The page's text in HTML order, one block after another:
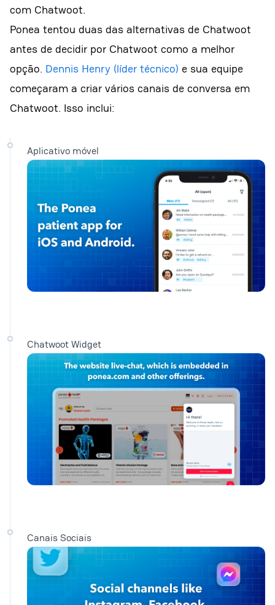
com Chatwoot.
Ponea tentou duas das alternativas de Chatwoot
antes de decidir por Chatwoot como a melhor
opção. Dennis Henry (líder técnico) e sua equipe
começaram a criar vários canais de conversa em
Chatwoot. Isso inclui:
Aplicativo móvel
Chatwoot Widget
Canais Sociais